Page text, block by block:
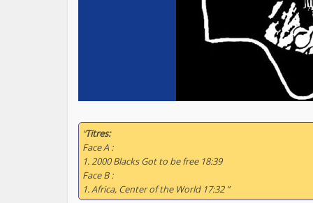
“Titres:
Face A :
1. 2000 Blacks Got to be free 18:39
Face B :
1. Africa, Center of the World 17:32 ”